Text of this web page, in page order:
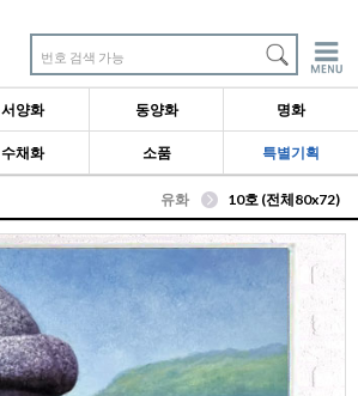
번호 검색 가능
서양화 동양화 명화
수채화 소품 특별기획
유화 10호 (전체80x72)